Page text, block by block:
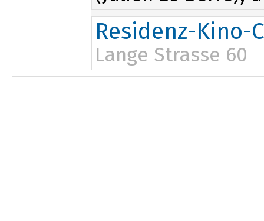
Residenz-Kino-
Lange Strasse 60